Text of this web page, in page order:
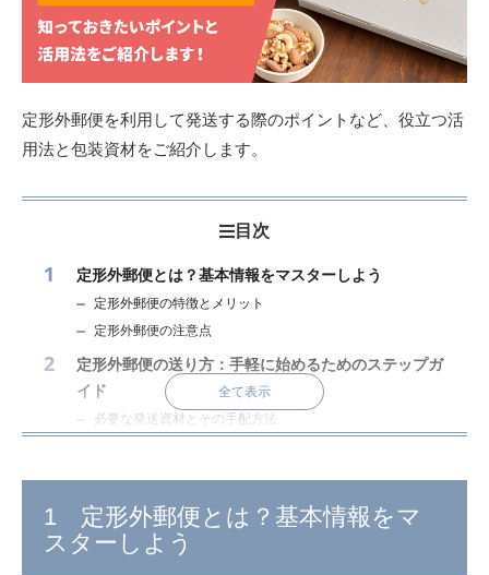
定形外郵便を利用して発送する際のポイントなど、役立つ活
用法と包装資材をご紹介します。
目次
定形外郵便とは？基本情報をマスターしよう
定形外郵便の特徴とメリット
定形外郵便の注意点
定形外郵便の送り方：手軽に始めるためのステップガ
イド
必要な発送資材とその手配方法
知って得する！定形外郵便の料金と発送方法
料金体系とコスト削減のコツ
全て表示
1 定形外郵便とは？基本情報をマ
スターしよう